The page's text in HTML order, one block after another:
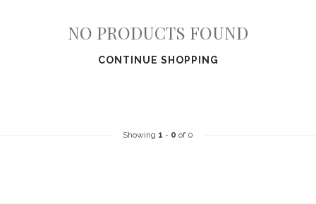
NO PRODUCTS FOUND
CONTINUE SHOPPING
Showing 1 - 0 of 0